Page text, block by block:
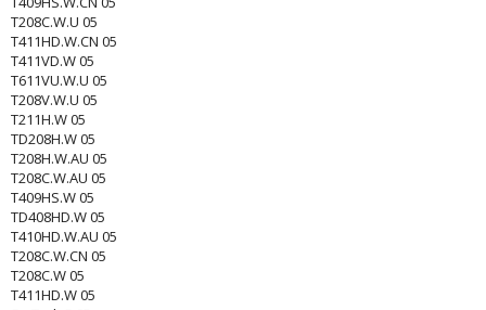
T208C.W.U 05
T411HD.W.CN 05
T411VD.W 05
T611VU.W.U 05
T208V.W.U 05
T211H.W 05
TD208H.W 05
T208H.W.AU 05
T208C.W.AU 05
T409HS.W 05
TD408HD.W 05
T410HD.W.AU 05
T208C.W.CN 05
T208C.W 05
T411HD.W 05